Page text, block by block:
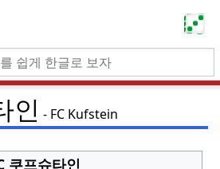
인 FC Kufstein
쿠프슈타인